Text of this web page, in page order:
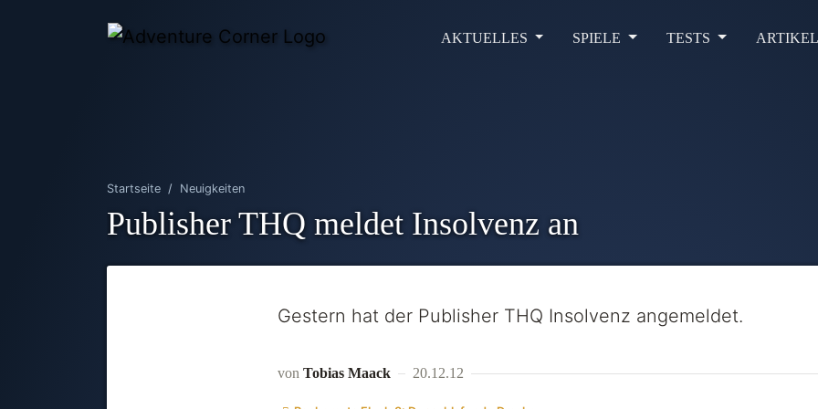
AKTUELLES SPIELE TESTS
Startseite Neuigkeiten
Publisher THQ meldet Insolvenz an
Gestern hat der Publisher THQ Insolvenz angemeldet.
von Tobias Maack 20.12.12